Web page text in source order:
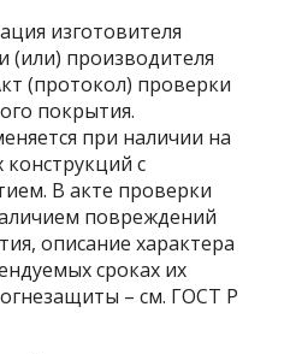
изготовителя
(или) производителя
(протокол) проверки
покрытия.
при наличии на
с
В акте проверки
повреждений
описание характера
сроках их
– см. ГОСТ Р